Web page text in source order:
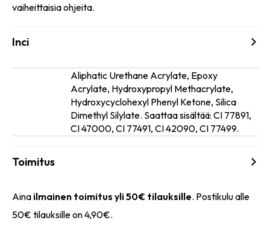
vaiheittaisia ohjeita.
Inci
Aliphatic Urethane Acrylate, Epoxy
Acrylate, Hydroxypropyl Methacrylate,
Hydroxycyclohexyl Phenyl Ketone, Silica
Dimethyl Silylate. Saattaa sisältää: CI 77891,
CI 47000, CI 77491, CI 42090, CI 77499.
Toimitus
Aina ilmainen toimitus yli 50€ tilauksille. Postikulu alle
50€ tilauksille on 4,90€.